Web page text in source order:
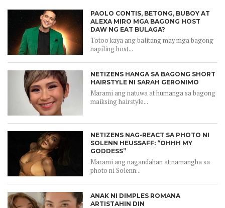
PAOLO CONTIS, BETONG, BUBOY AT
ALEXA MIRO MGA BAGONG HOST
DAW NG EAT BULAGA?
Totoo kaya ang balitang may mga bagong
napiling host...
NETIZENS HANGA SA BAGONG SHORT
HAIRSTYLE NI SARAH GERONIMO
Marami ang natuwa at humanga sa bagong
maiksing hairstyle...
NETIZENS NAG-REACT SA PHOTO NI
SOLENN HEUSSAFF: “OHHH MY
GODDESS”
Marami ang nagandahan at namangha sa
photo ni Solenn...
ANAK NI DIMPLES ROMANA
ARTISTAHIN DIN